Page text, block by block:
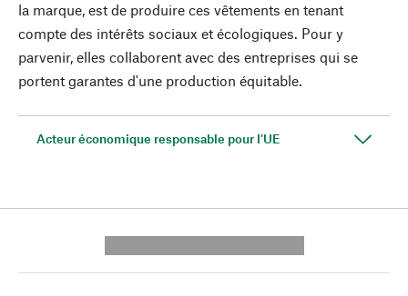
la marque, est de produire ces vêtements en tenant
compte des intérêts sociaux et écologiques. Pour y
parvenir, elles collaborent avec des entreprises qui se
portent garantes d'une production équitable.
Acteur économique responsable pour l'UE